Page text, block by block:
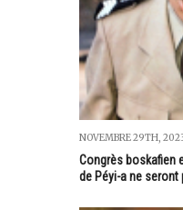
NOVEMBRE 29TH,
Congrès boskafien
de Péyi-a ne